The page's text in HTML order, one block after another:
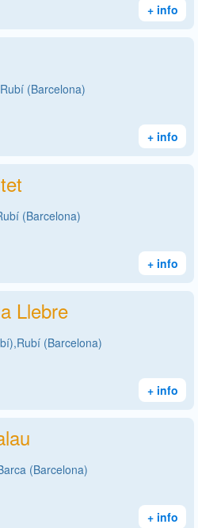
+ info
(Barcelona)
+ info
(Barcelona)
+ info
Llebre
(Barcelona)
+ info
(Barcelona)
+ info